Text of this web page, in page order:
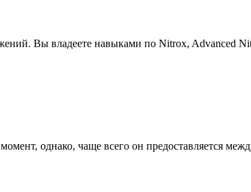
Вы владеете навыками по Nitrox, Advanced
однако, чаще всего он предоставляется